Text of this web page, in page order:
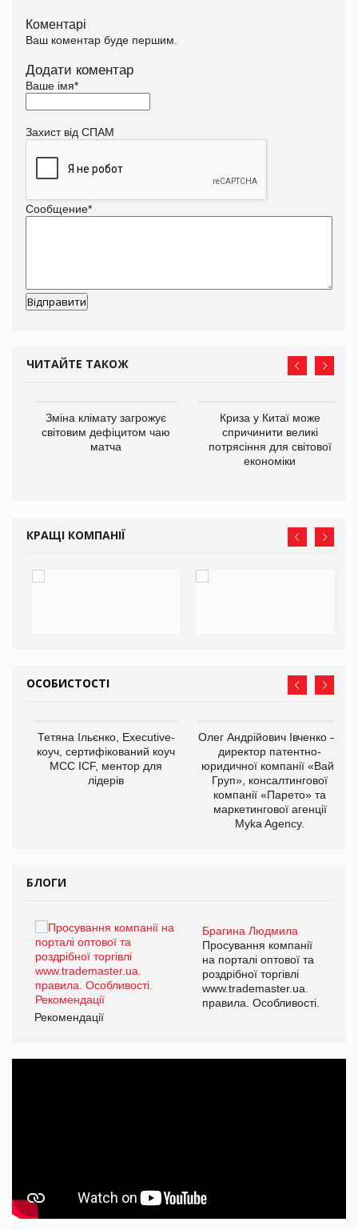
Коментарі
Ваш коментар буде першим.
Додати коментар
Ваше імя*
Захист від СПАМ
Сообщение*
ЧИТАЙТЕ ТАКОЖ
Зміна клімату загрожує
світовим дефіцитом чаю
матча
Криза у Китаї може
спричинити великі
потрясіння для світової
економіки
КРАЩІ КОМПАНІЇ
ОСОБИСТОСТІ
Тетяна Ільєнко, Executive-
коуч, сертифікований коуч
МСС ICF, ментор для
лідерів
Олег Андрійович Івченко —
директор патентно-
юридичної компанії «Вайз
Груп», консалтингової
компанії «Парето» та
маркетингової агенції
Myka Agency.
БЛОГИ
Брагина Людмила
Просування компанії
на порталі оптової та
роздрібної торгівлі
www.trademaster.ua.
правила. Особливості.
Рекомендації